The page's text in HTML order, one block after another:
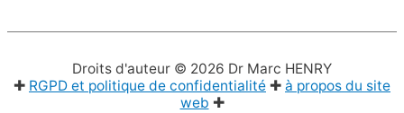
Droits d'auteur © 2026 Dr Marc HENRY
✚ RGPD et politique de confidentialité ✚ à propos du site
web ✚